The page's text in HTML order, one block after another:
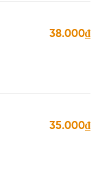
38.000₫
35.000₫